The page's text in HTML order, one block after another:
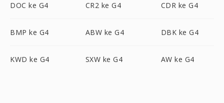
DOC ke G4 CR2 ke G4 CDR ke G4
BMP ke G4 ABW ke G4 DBK ke G4
KWD ke G4 SXW ke G4 AW ke G4